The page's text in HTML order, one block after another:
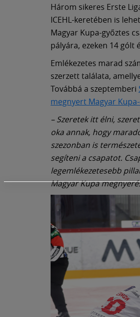
Három sikeres Erste
ICEHL-keretében is
Magyar Kupa-győztes
pályára, ezeken 14 gólt
Emlékezetes marad
szerzett találata,
Továbbá a szeptemberi
megnyert Magyar
– Szeretek itt élni,
oka annak, hogy
szezonban is
segíteni a csapatot.
legemlékezetesebb
Magyar Kupa